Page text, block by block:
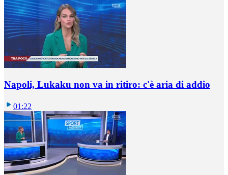
Napoli, Lukaku non va in ritiro: c'è aria di addio
01:22